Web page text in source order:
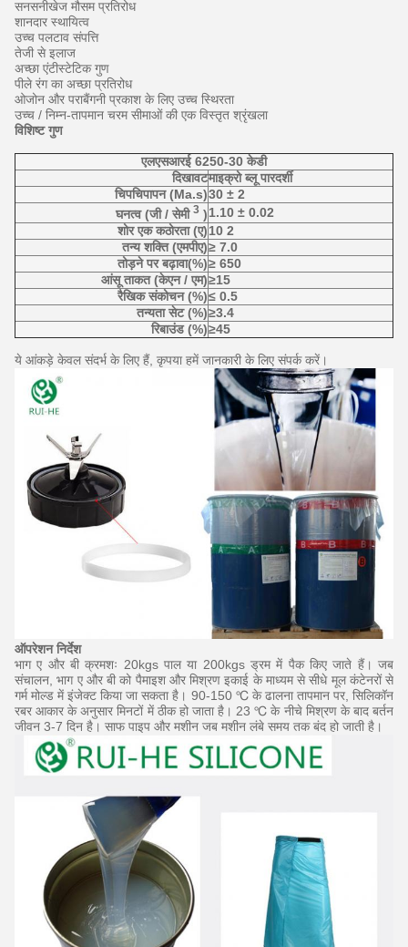
सनसनीखेज मौसम प्रतिरोध
शानदार स्थायित्व
उच्च पलटाव संपत्ति
तेजी से इलाज
अच्छा एंटीस्टेटिक गुण
पीले रंग का अच्छा प्रतिरोध
ओजोन और पराबैंगनी प्रकाश के लिए उच्च स्थिरता
उच्च / निम्न-तापमान चरम सीमाओं की एक विस्तृत श्रृंखला
विशिष्ट गुण
एलएसआरई 6250-30 केडी
दिखावटमाइक्रो ब्लू पारदर्शी
चिपचिपापन (Ma.s)30 ± 2
घनत्व (जी / सेमी 3 )1.10 ± 0.02
शोर एक कठोरता (ए)10 2
तन्य शक्ति (एमपीए)≥ 7.0
तोड़ने पर बढ़ावा(%)≥ 650
आंसू ताकत (केएन / एम)≥15
रैखिक संकोचन (%)≤ 0.5
तन्यता सेट (%)≥3.4
रिबाउंड (%)≥45
ये आंकड़े केवल संदर्भ के लिए हैं, कृपया हमें जानकारी के लिए संपर्क करें।
ऑपरेशन निर्देश
भाग ए और बी क्रमशः 20kgs पाल या 200kgs ड्रम में पैक किए जाते हैं। जब
संचालन, भाग ए और बी को पैमाइश और मिश्रण इकाई के माध्यम से सीधे मूल कंटेनरों से
गर्म मोल्ड में इंजेक्ट किया जा सकता है। 90-150 ℃ के ढालना तापमान पर, सिलिकॉन
रबर आकार के अनुसार मिनटों में ठीक हो जाता है। 23 ℃ के नीचे मिश्रण के बाद बर्तन
जीवन 3-7 दिन है। साफ पाइप और मशीन जब मशीन लंबे समय तक बंद हो जाती है।